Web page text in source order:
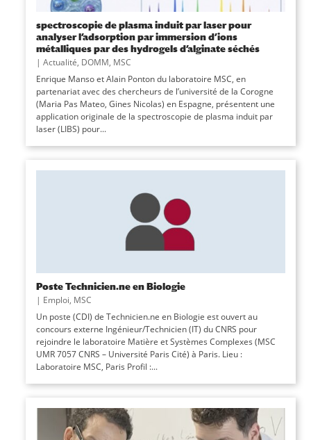
spectroscopie de plasma induit par laser pour
analyser l’adsorption par immersion d’ions
métalliques par des hydrogels d’alginate séchés
| Actualité, DOMM, MSC
Enrique Manso et Alain Ponton du laboratoire MSC, en
partenariat avec des chercheurs de l’université de la Corogne
(Maria Pas Mateo, Gines Nicolas) en Espagne, présentent une
application originale de la spectroscopie de plasma induit par
laser (LIBS) pour...
Poste Technicien.ne en Biologie
| Emploi, MSC
Un poste (CDI) de Technicien.ne en Biologie est ouvert au
concours externe Ingénieur/Technicien (IT) du CNRS pour
rejoindre le laboratoire Matière et Systèmes Complexes (MSC
UMR 7057 CNRS – Université Paris Cité) à Paris. Lieu :
Laboratoire MSC, Paris Profil :...